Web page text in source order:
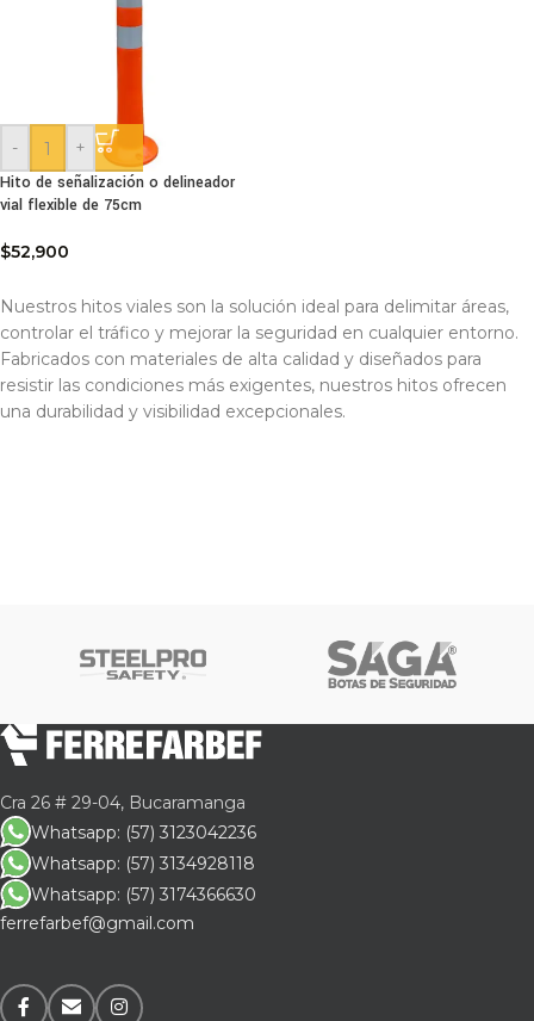
-
+
Hito de señalización o delineador
vial flexible de 75cm
$52,900
Nuestros hitos viales son la solución ideal para delimitar áreas,
controlar el tráfico y mejorar la seguridad en cualquier entorno.
Fabricados con materiales de alta calidad y diseñados para
resistir las condiciones más exigentes, nuestros hitos ofrecen
una durabilidad y visibilidad excepcionales.
Cra 26 # 29-04, Bucaramanga
Whatsapp: (57) 3123042236
Whatsapp: (57) 3134928118
Whatsapp: (57) 3174366630
ferrefarbef@gmail.com